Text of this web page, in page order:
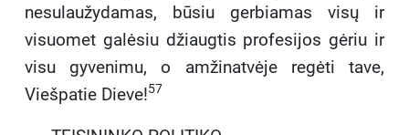
nesulaužydamas, būsiu gerbiamas visų ir
visuomet galėsiu džiaugtis profesijos gėriu ir
visu gyvenimu, o amžinatvėje regėti tave,
Viešpatie Dieve!57